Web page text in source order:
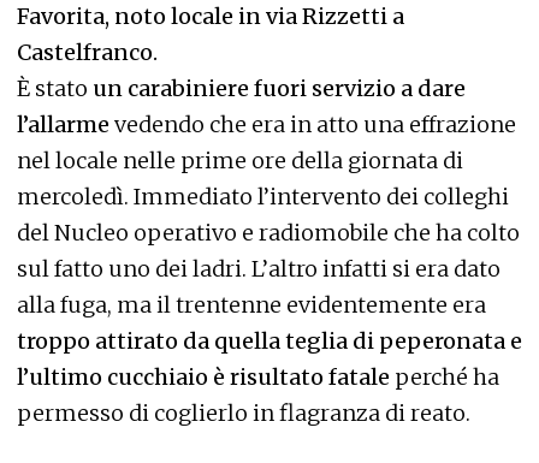
Favorita, noto locale in via Rizzetti a
Castelfranco.
È stato un carabiniere fuori servizio a dare
l’allarme vedendo che era in atto una effrazione
nel locale nelle prime ore della giornata di
mercoledì. Immediato l’intervento dei colleghi
del Nucleo operativo e radiomobile che ha colto
sul fatto uno dei ladri. L’altro infatti si era dato
alla fuga, ma il trentenne evidentemente era
troppo attirato da quella teglia di peperonata e
l’ultimo cucchiaio è risultato fatale perché ha
permesso di coglierlo in flagranza di reato.